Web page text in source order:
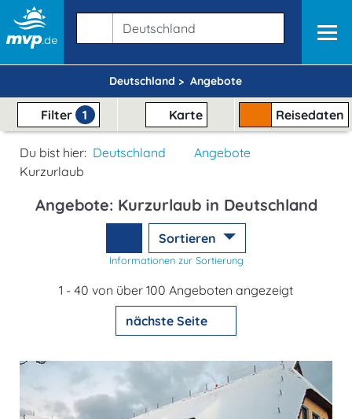
Deutschland > Angebote
Filter 1 Karte Reisedaten
Du bist hier: Deutschland
Angebote
Kurzurlaub
Angebote: Kurzurlaub in Deutschland
Sortieren
Informationen zur Sortierung
1 - 40 von über 100 Angeboten angezeigt
nächste Seite